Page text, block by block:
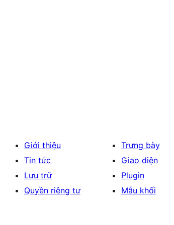
Giới thiệu
Tin tức
Lưu trữ
Quyền riêng tư
Trưng bày
Giao diện
Plugin
Mẫu khối